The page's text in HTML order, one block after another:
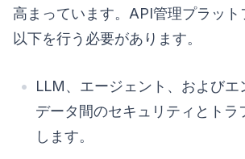
高まっています。API管理プラット
以下を行う必要があります。
LLM、エージェント、およびエ
データ間のセキュリティとトラ
します。